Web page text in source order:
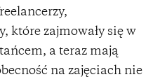
które zajmowały się w
a teraz mają
na zajęciach nie